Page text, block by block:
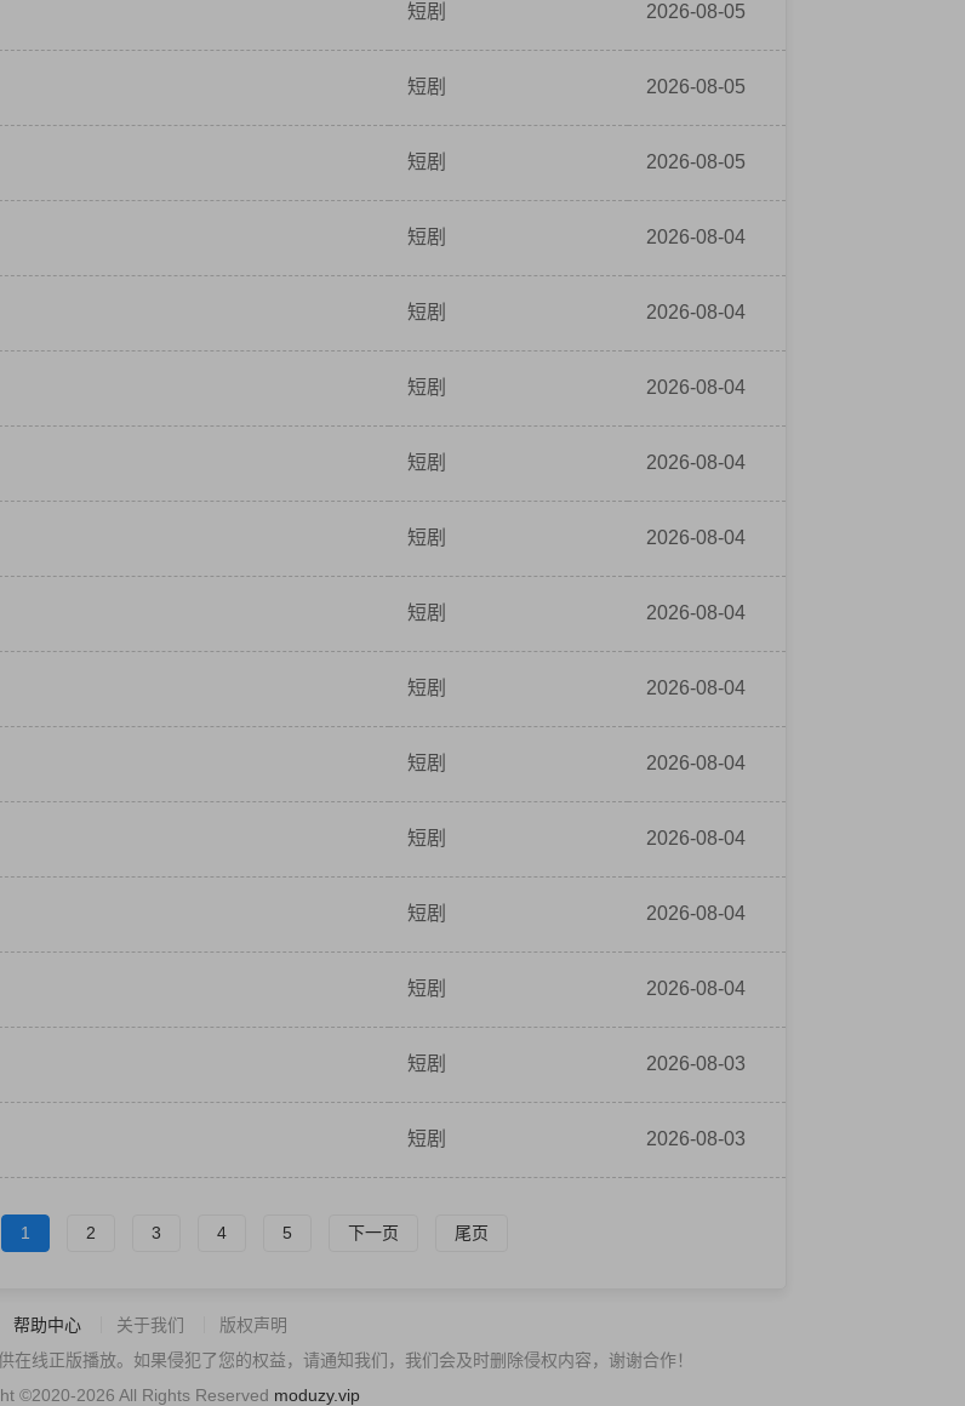
短剧 2026-08-05
短剧 2026-08-05
短剧 2026-08-05
短剧 2026-08-04
短剧 2026-08-04
短剧 2026-08-04
短剧 2026-08-04
短剧 2026-08-04
短剧 2026-08-04
短剧 2026-08-04
短剧 2026-08-04
短剧 2026-08-04
短剧 2026-08-04
短剧 2026-08-04
短剧 2026-08-03
短剧 2026-08-03
1 2 3 4 5 下一页 尾页
帮助中心 关于我们
版权声明
线正版播放。如果侵犯了您的权益，请通知我们，我们会及时删除侵权内容，谢谢合作！
©2020-2026 All Rights Reserved moduzy.vip